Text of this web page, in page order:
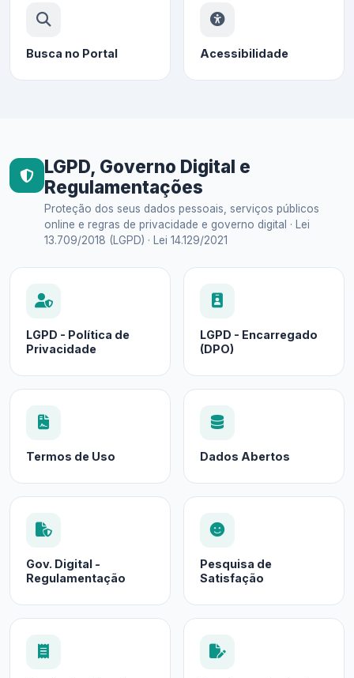
Busca no Portal Acessibilidade
LGPD, Governo Digital e
Regulamentações
Proteção dos seus dados pessoais, serviços públicos
online e regras de privacidade e governo digital · Lei
13.709/2018 (LGPD) · Lei 14.129/2021
LGPD - Política de
Privacidade
LGPD - Encarregado
(DPO)
Termos de Uso Dados Abertos
Gov. Digital -
Regulamentação
Pesquisa de
Satisfação